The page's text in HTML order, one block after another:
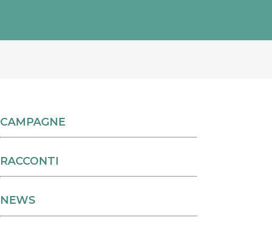
CAMPAGNE
RACCONTI
NEWS